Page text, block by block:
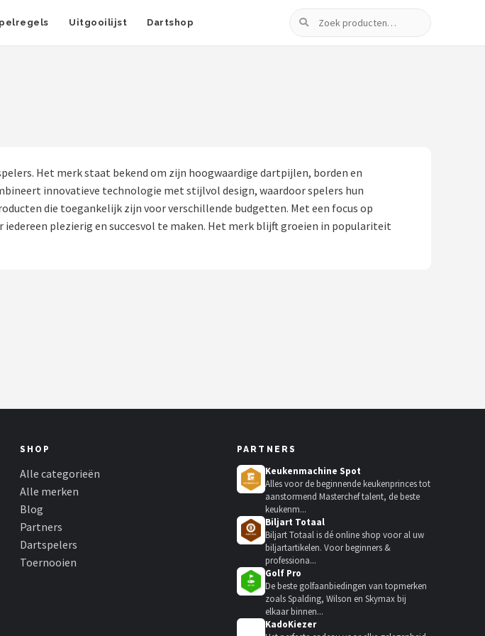
Uitgooilijst Dartshop
Zoeken
Het merk staat bekend om zijn hoogwaardige dartpijlen, borden en
innovatieve technologie met stijlvol design, waardoor spelers hun
die toegankelijk zijn voor verschillende budgetten. Met een focus op
plezierig en succesvol te maken. Het merk blijft groeien in populariteit
SHOP
Alle categorieën
Alle merken
Blog
Partners
Dartspelers
Toernooien
PARTNERS
Keukenmachine Spot
Alles voor de beginnende keukenprinces tot
aanstormend Masterchef talent, de beste
keukenm...
Biljart Totaal
Biljart Totaal is dé online shop voor al uw
biljartartikelen. Voor beginners &
professiona...
Golf Pro
De beste golfaanbiedingen van topmerken
zoals Spalding, Wilson en Skymax bij
elkaar binnen...
KadoKiezer